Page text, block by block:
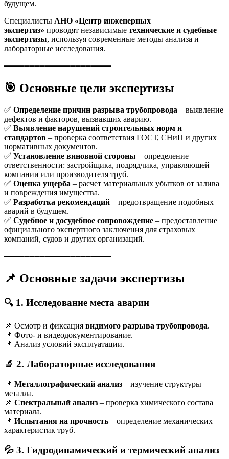
будущем.
Специалисты АНО «Центр инженерных
экспертиз» проводят независимые технические и судебные
экспертизы, используя современные методы анализа и
лабораторные исследования.
━━━━━━━━━━━━━━━━━━━━━
🎯 Основные цели экспертизы
✅ Определение причин разрыва трубопровода – выявление
дефектов и факторов, вызвавших аварию.
✅ Выявление нарушений строительных норм и
стандартов – проверка соответствия ГОСТ, СНиП и других
нормативных документов.
✅ Установление виновной стороны – определение
ответственности: застройщика, подрядчика, управляющей
компании или производителя труб.
✅ Оценка ущерба – расчет материальных убытков от залива
и повреждения имущества.
✅ Разработка рекомендаций – предотвращение подобных
аварий в будущем.
✅ Судебное и досудебное сопровождение – предоставление
официального экспертного заключения для страховых
компаний, судов и других организаций.
━━━━━━━━━━━━━━━━━━━━━
📌 Основные задачи экспертизы
🔍 1. Исследование места аварии
📌 Осмотр и фиксация видимого разрыва трубопровода.
📌 Фото- и видеодокументирование.
📌 Анализ условий эксплуатации.
🔬 2. Лабораторные исследования
📌 Металлографический анализ – изучение структуры
металла.
📌 Спектральный анализ – проверка химического состава
материала.
📌 Испытания на прочность – определение механических
характеристик труб.
💦 3. Гидродинамический и термический анализ